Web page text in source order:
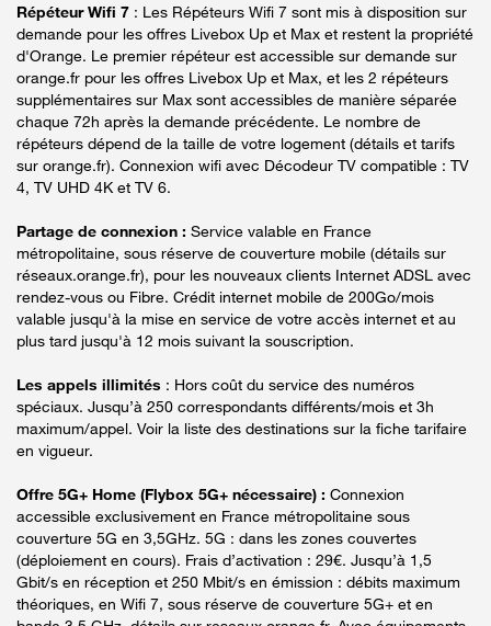
Répéteur Wifi 7 : Les Répéteurs Wifi 7 sont mis à disposition sur
demande pour les offres Livebox Up et Max et restent la propriété
d'Orange. Le premier répéteur est accessible sur demande sur
orange.fr pour les offres Livebox Up et Max, et les 2 répéteurs
supplémentaires sur Max sont accessibles de manière séparée
chaque 72h après la demande précédente. Le nombre de
répéteurs dépend de la taille de votre logement (détails et tarifs
sur orange.fr). Connexion wifi avec Décodeur TV compatible : TV
4, TV UHD 4K et TV 6.
Partage de connexion : Service valable en France
métropolitaine, sous réserve de couverture mobile (détails sur
réseaux.orange.fr), pour les nouveaux clients Internet ADSL avec
rendez-vous ou Fibre. Crédit internet mobile de 200Go/mois
valable jusqu'à la mise en service de votre accès internet et au
plus tard jusqu'à 12 mois suivant la souscription.
Les appels illimités : Hors coût du service des numéros
spéciaux. Jusqu’à 250 correspondants différents/mois et 3h
maximum/appel. Voir la liste des destinations sur la fiche tarifaire
en vigueur.
Offre 5G+ Home (Flybox 5G+ nécessaire) : Connexion
accessible exclusivement en France métropolitaine sous
couverture 5G en 3,5GHz. 5G : dans les zones couvertes
(déploiement en cours). Frais d’activation : 29€. Jusqu’à 1,5
Gbit/s en réception et 250 Mbit/s en émission : débits maximum
théoriques, en Wifi 7, sous réserve de couverture 5G+ et en